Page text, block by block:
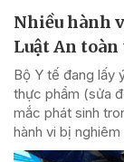
Nhiều hành
Luật An
Bộ Y tế đang lấy
thực phẩm (sửa
mắc phát sinh
hành vi bị nghiêm